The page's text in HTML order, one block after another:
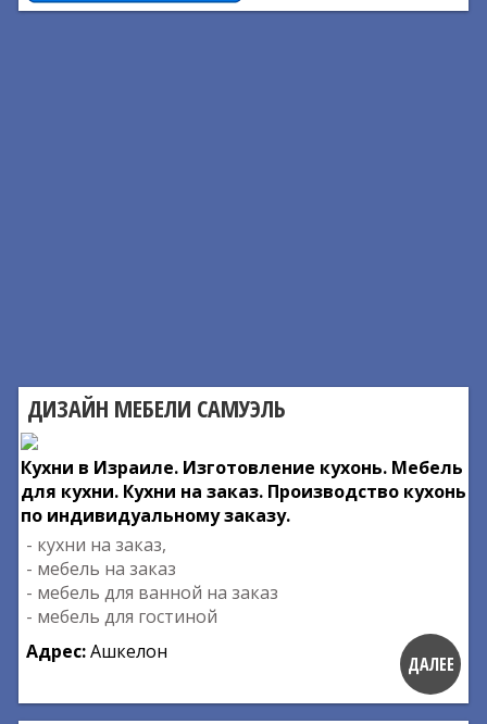
ДИЗАЙН МЕБЕЛИ САМУЭЛЬ
Кухни в Израиле. Изготовление кухонь. Мебель
для кухни. Кухни на заказ. Производство кухонь
по индивидуальному заказу.
- кухни на заказ,
- мебель на заказ
- мебель для ванной на заказ
- мебель для гостиной
Адрес:Ашкелон
ДАЛЕЕ